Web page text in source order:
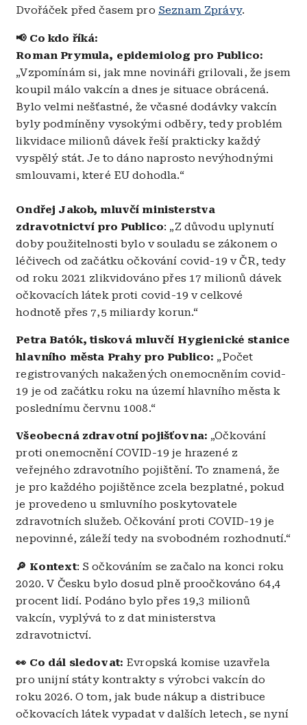
Dvořáček před časem pro Seznam Zprávy.
📢 Co kdo říká:
Roman Prymula, epidemiolog pro Publico:
„Vzpomínám si, jak mne novináři grilovali, že jsem
koupil málo vakcín a dnes je situace obrácená.
Bylo velmi nešťastné, že včasné dodávky vakcín
byly podmíněny vysokými odběry, tedy problém
likvidace milionů dávek řeší prakticky každý
vyspělý stát. Je to dáno naprosto nevýhodnými
smlouvami, které EU dohodla.“
Ondřej Jakob, mluvčí ministerstva
zdravotnictví pro Publico: „Z důvodu uplynutí
doby použitelnosti bylo v souladu se zákonem o
léčivech od začátku očkování covid-19 v ČR, tedy
od roku 2021 zlikvidováno přes 17 milionů dávek
očkovacích látek proti covid-19 v celkové
hodnotě přes 7,5 miliardy korun.“
Petra Batók, tisková mluvčí Hygienické stanice
hlavního města Prahy pro Publico: „Počet
registrovaných nakažených onemocněním covid-
19 je od začátku roku na území hlavního města k
poslednímu červnu 1008.“
Všeobecná zdravotní pojišťovna: „Očkování
proti onemocnění COVID-19 je hrazené z
veřejného zdravotního pojištění. To znamená, že
je pro každého pojištěnce zcela bezplatné, pokud
je provedeno u smluvního poskytovatele
zdravotních služeb. Očkování proti COVID-19 je
nepovinné, záleží tedy na svobodném rozhodnutí.“
🔎 Kontext: S očkováním se začalo na konci roku
2020. V Česku bylo dosud plně proočkováno 64,4
procent lidí. Podáno bylo přes 19,3 milionů
vakcín, vyplývá to z dat ministerstva
zdravotnictví.
👀 Co dál sledovat: Evropská komise uzavřela
pro unijní státy kontrakty s výrobci vakcín do
roku 2026. O tom, jak bude nákup a distribuce
očkovacích látek vypadat v dalších letech, se nyní